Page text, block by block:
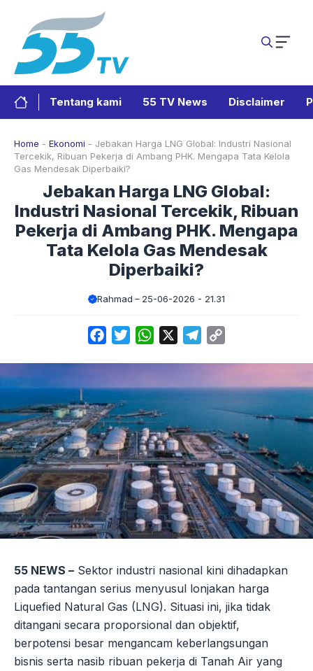
Tentang kami 55 TV News Disclaimer
Home - Ekonomi - Jebakan Harga LNG Global: Industri Nasional
Tercekik, Ribuan Pekerja di Ambang PHK. Mengapa Tata Kelola
Gas Mendesak Diperbaiki?
Jebakan Harga LNG Global:
Industri Nasional Tercekik, Ribuan
Pekerja di Ambang PHK. Mengapa
Tata Kelola Gas Mendesak
Diperbaiki?
Rahmad 25-06-2026 - 21.31
FacebookTwitterWhatsApp Telegram
55 NEWS – Sektor industri nasional kini dihadapkan
pada tantangan serius menyusul lonjakan harga
Liquefied Natural Gas (LNG). Situasi ini, jika tidak
ditangani secara proporsional dan objektif,
berpotensi besar mengancam keberlangsungan
bisnis serta nasib ribuan pekerja di Tanah Air yang